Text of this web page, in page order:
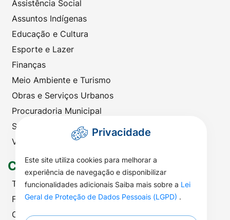
Assistência Social
Assuntos Indígenas
Educação e Cultura
Esporte e Lazer
Finanças
Meio Ambiente e Turismo
Obras e Serviços Urbanos
Procuradoria Municipal
Saúde
Viação e Transportes
Contato
Telefones Úteis
Fale com a Prefeitura
Ouvidoria | SIC
Privacidade
Este site utiliza cookies para melhorar a
experiência de navegação e disponibilizar
funcionalidades adicionais Saiba mais sobre a Lei
Geral de Proteção de Dados Pessoais (LGPD) .